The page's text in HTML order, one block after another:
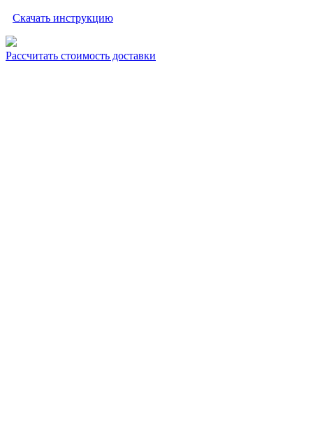
Скачать инструкцию
Рассчитать стоимость доставки